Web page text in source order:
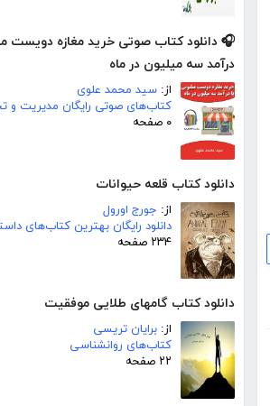
🎧 دانلود کتاب صوتی خرید مغازه دویست
درآمد سه میلیون در ماه
از: سید محمد علوی
کتاب‌های صوتی رایگان مدیریت و
۰ صفحه
دانلود کتاب قلعه حیوانات
از: جورج اورول
دانلود رایگان بهترین کتاب‌های
۲۳۴ صفحه
دانلود کتاب گامهای طلایی موفقیت
از: برایان تریسی
کتاب‌های روانشناسی
۲۲ صفحه